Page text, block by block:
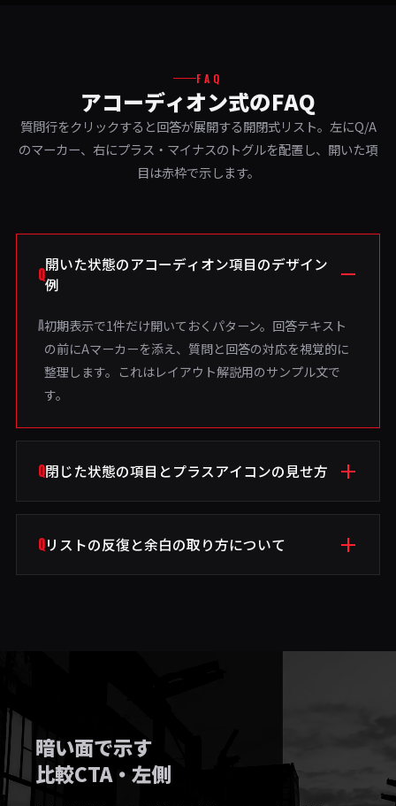
FAQ
アコーディオン式のFAQ
質問行をクリックすると回答が展開する開閉式リスト。左にQ/A
のマーカー、右にプラス・マイナスのトグルを配置し、開いた項
目は赤枠で示します。
Q開いた状態のアコーディオン項目のデザイン
例
A初期表示で1件だけ開いておくパターン。回答テキスト
の前にAマーカーを添え、質問と回答の対応を視覚的に
整理します。これはレイアウト解説用のサンプル文で
す。
Q閉じた状態の項目とプラスアイコンの見せ方
A閉じている項目は行だけを表示し、右端のプラスで開閉
を示します。クリックすると高さがアニメーションで伸
Qリストの反復と余白の取り方について
暗い面で示す
比較CTA・左側